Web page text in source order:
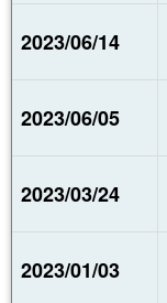
2023/06/14
2023/06/05
2023/03/24
2023/01/03